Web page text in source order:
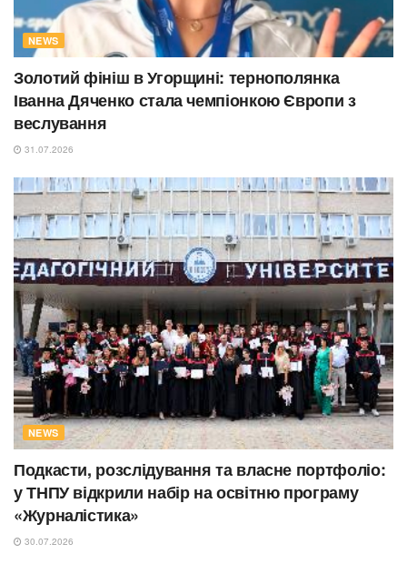
NEWS
Золотий фініш в Угорщині: тернополянка
Іванна Дяченко стала чемпіонкою Європи з
веслування
31.07.2026
NEWS
Подкасти, розслідування та власне портфоліо:
у ТНПУ відкрили набір на освітню програму
«Журналістика»
30.07.2026